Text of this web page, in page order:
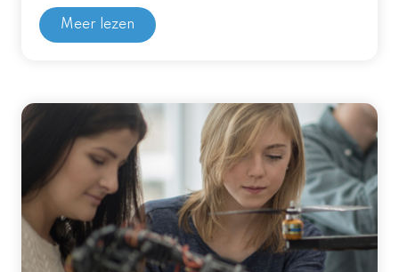
Meer lezen